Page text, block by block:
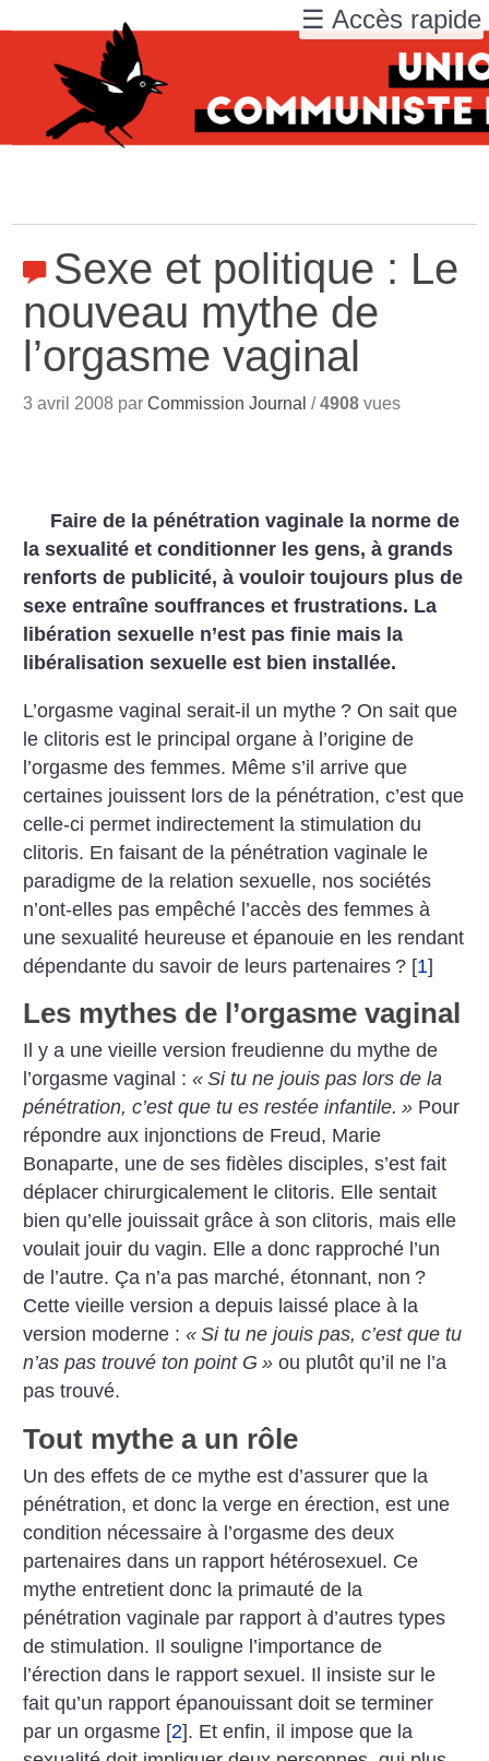
Sexe et politique : Le
nouveau mythe de
l’orgasme vaginal
3 avril 2008 parCommission Journal /4908 vues
Faire de la pénétration vaginale la norme de
la sexualité et conditionner les gens, à grands
renforts de publicité, à vouloir toujours plus de
sexe entraîne souffrances et frustrations. La
libération sexuelle n’est pas finie mais la
libéralisation sexuelle est bien installée.
L’orgasme vaginal serait-il un mythe ? On sait que
le clitoris est le principal organe à l’origine de
l’orgasme des femmes. Même s’il arrive que
certaines jouissent lors de la pénétration, c’est que
celle-ci permet indirectement la stimulation du
clitoris. En faisant de la pénétration vaginale le
paradigme de la relation sexuelle, nos sociétés
n’ont-elles pas empêché l’accès des femmes à
une sexualité heureuse et épanouie en les rendant
dépendante du savoir de leurs partenaires ? [1]
Les mythes de l’orgasme vaginal
Il y a une vieille version freudienne du mythe de
l’orgasme vaginal :« Si tu ne jouis pas lors de la
pénétration, c’est que tu es restée infantile. » Pour
répondre aux injonctions de Freud, Marie
Bonaparte, une de ses fidèles disciples, s’est fait
déplacer chirurgicalement le clitoris. Elle sentait
bien qu’elle jouissait grâce à son clitoris, mais elle
voulait jouir du vagin. Elle a donc rapproché l’un
de l’autre. Ça n’a pas marché, étonnant, non ?
Cette vieille version a depuis laissé place à la
version moderne :« Si tu ne jouis pas, c’est que tu
n’as pas trouvé ton point G » ou plutôt qu’il ne l’a
pas trouvé.
Tout mythe a un rôle
Un des effets de ce mythe est d’assurer que la
pénétration, et donc la verge en érection, est une
condition nécessaire à l’orgasme des deux
partenaires dans un rapport hétérosexuel. Ce
mythe entretient donc la primauté de la
pénétration vaginale par rapport à d’autres types
de stimulation. Il souligne l’importance de
l’érection dans le rapport sexuel. Il insiste sur le
fait qu’un rapport épanouissant doit se terminer
par un orgasme [2]. Et enfin, il impose que la
☰ Accès rapide